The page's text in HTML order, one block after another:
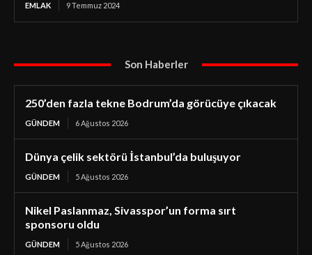
EMLAK 9 Temmuz 2024
Son Haberler
250’den fazla tekne Bodrum’da görücüye çıkacak
GÜNDEM 6 Ağustos 2026
Dünya çelik sektörü İstanbul’da buluşuyor
GÜNDEM 5 Ağustos 2026
Nikel Paslanmaz, Sivasspor’un forma sırt
sponsoru oldu
GÜNDEM 5 Ağustos 2026